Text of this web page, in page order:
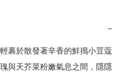
−
裹於散發著辛香的鮮搗小荳蔻
與天芥菜粉嫩氣息之間，隱隱